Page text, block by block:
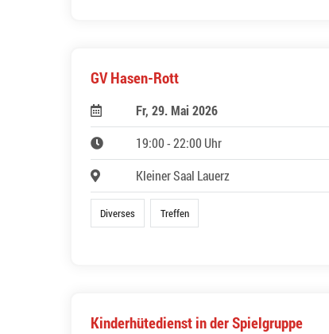
GV Hasen-Rott
Fr, 29. Mai 2026
19:00 - 22:00 Uhr
Kleiner Saal Lauerz
Diverses Treffen
Kinderhütedienst in der Spielgruppe